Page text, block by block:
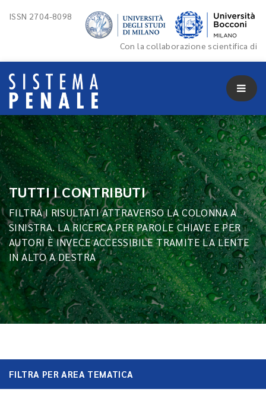
ISSN 2704-8098
Con la collaborazione scientifica di
TUTTI I CONTRIBUTI
FILTRA I RISULTATI ATTRAVERSO LA COLONNA A
SINISTRA. LA RICERCA PER PAROLE CHIAVE E PER
AUTORI È INVECE ACCESSIBILE TRAMITE LA LENTE
IN ALTO A DESTRA
FILTRA PER AREA TEMATICA